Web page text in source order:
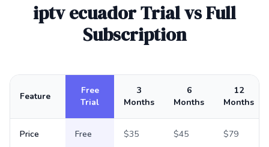
iptv ecuador Trial vs Full
Subscription
Feature
Free
Trial
3
Months
6
Months
12
Months
Price Free $35 $45 $79